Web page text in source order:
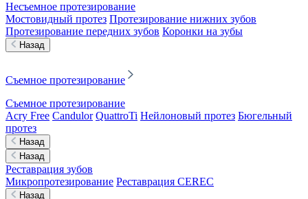
Несъемное протезирование
Мостовидный протез Протезирование нижних зубов
Протезирование передних зубов Коронки на зубы
Назад
Съемное протезирование
Съемное протезирование
Acry Free Candulor QuattroTi Нейлоновый протез Бюгельный
протез
Назад
Назад
Реставрация зубов
Микропротезирование Реставрация CEREC
Назад